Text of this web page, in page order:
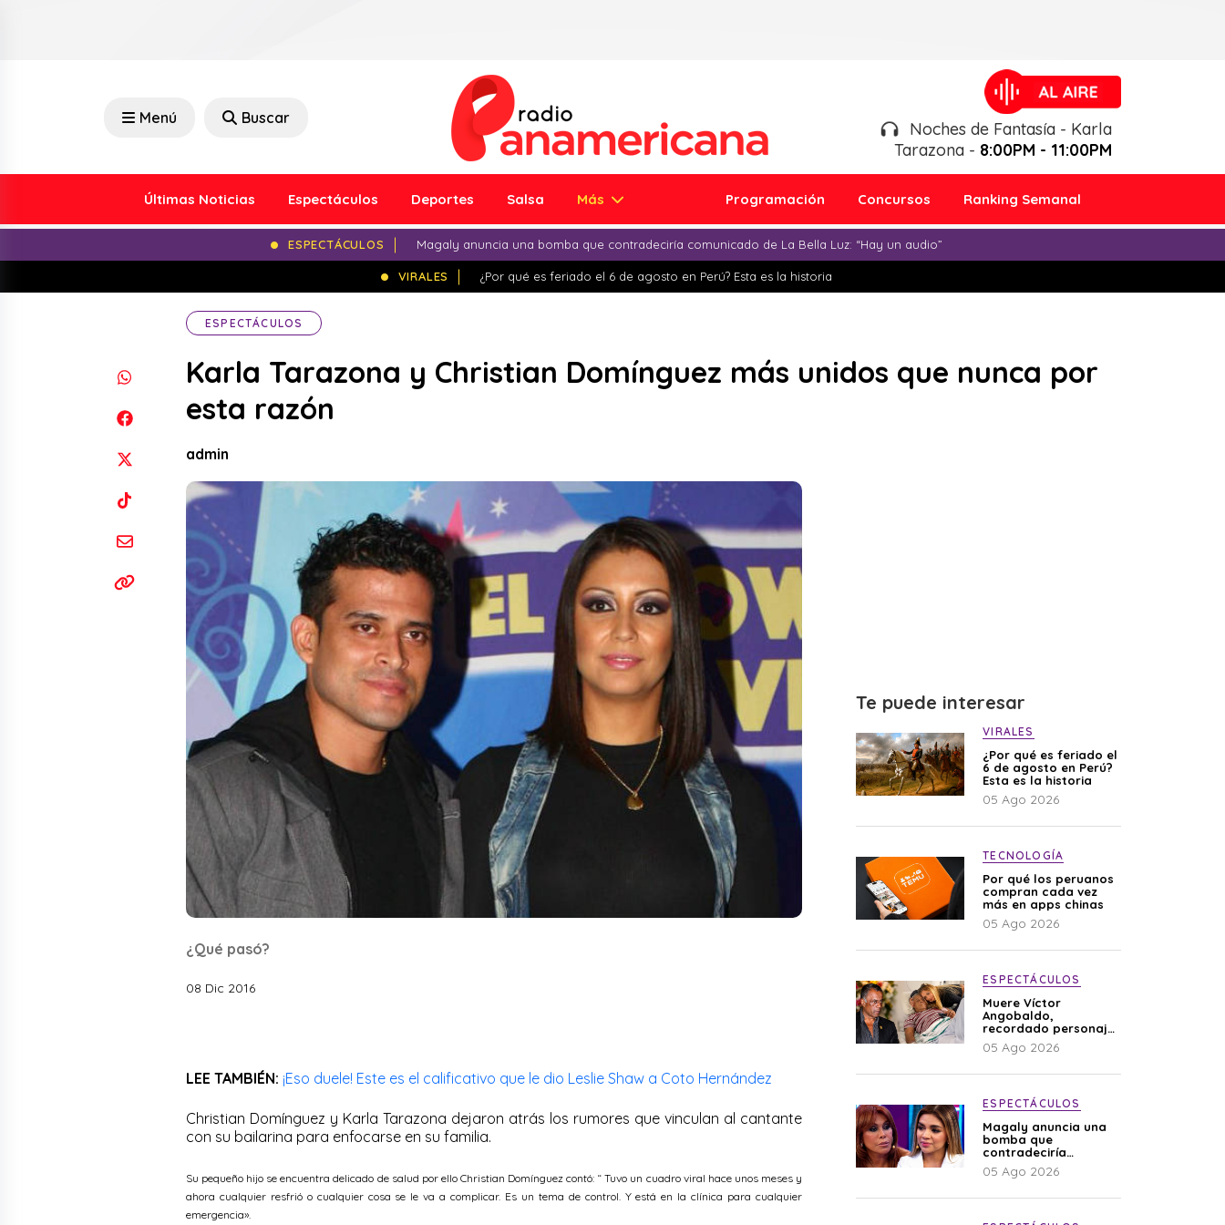
Menú Buscar
Noches de Fantasía - Karla
Tarazona - 8:00PM - 11:00PM
Últimas Noticias Espectáculos Deportes Salsa Más Programación Concursos Ranking Semanal
ESPECTÁCULOS Magaly anuncia una bomba que contradeciría comunicado de La Bella Luz: “Hay un audio”
VIRALES ¿Por qué es feriado el 6 de agosto en Perú? Esta es la historia
ESPECTÁCULOS
Karla Tarazona y Christian Domínguez más unidos que nunca por
esta razón
admin
¿Qué pasó?
08 Dic 2016
LEE TAMBIÉN: ¡Eso duele! Este es el calificativo que le dio Leslie Shaw a Coto Hernández
Christian Domínguez y Karla Tarazona dejaron atrás los rumores que vinculan al cantante
con su bailarina para enfocarse en su familia.
Su pequeño hijo se encuentra delicado de salud por ello Christian Domínguez contó: “ Tuvo un cuadro viral hace unos meses y
ahora cualquier resfrió o cualquier cosa se le va a complicar. Es un tema de control. Y está en la clínica para cualquier
emergencia».
Te puede interesar
VIRALES
¿Por qué es feriado el
6 de agosto en Perú?
Esta es la historia
05 Ago 2026
TECNOLOGÍA
Por qué los peruanos
compran cada vez
más en apps chinas
05 Ago 2026
ESPECTÁCULOS
Muere Víctor
Angobaldo,
recordado personaje
de la farándula y
expareja de Shirley
05 Ago 2026
ESPECTÁCULOS
Magaly anuncia una
bomba que
contradeciría
comunicado de La
Bella Luz: “Hay un
05 Ago 2026